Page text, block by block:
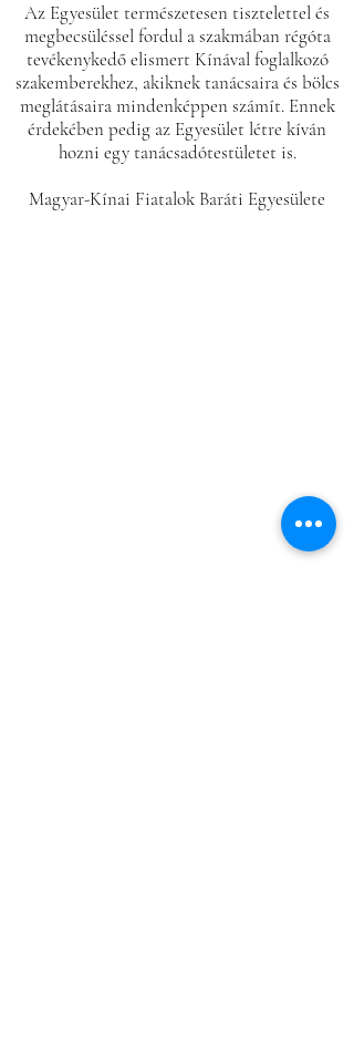
Az Egyesület természetesen tisztelettel és
megbecsüléssel fordul a szakmában régóta
tevékenykedő elismert Kínával foglalkozó
szakemberekhez, akiknek tanácsaira és bölcs
meglátásaira mindenképpen számít. Ennek
érdekében pedig az Egyesület létre kíván
hozni egy tanácsadótestületet is.
Magyar-Kínai Fiatalok Baráti Egyesülete